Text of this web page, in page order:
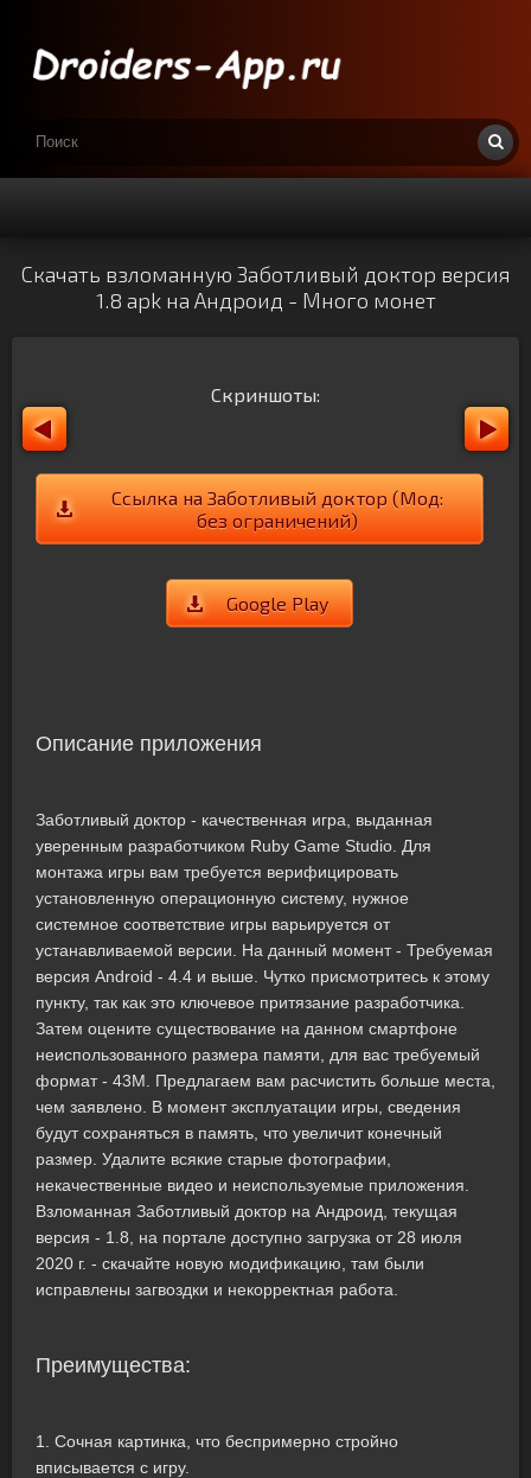
Скачать взломанную Заботливый доктор версия
1.8 apk на Андроид - Много монет
Скриншоты:
Ссылка на Заботливый доктор (Мод:
без ограничений)
Google Play
Описание приложения
Заботливый доктор - качественная игра, выданная
уверенным разработчиком Ruby Game Studio. Для
монтажа игры вам требуется верифицировать
установленную операционную систему, нужное
системное соответствие игры варьируется от
устанавливаемой версии. На данный момент - Требуемая
версия Android - 4.4 и выше. Чутко присмотритесь к этому
пункту, так как это ключевое притязание разработчика.
Затем оцените существование на данном смартфоне
неиспользованного размера памяти, для вас требуемый
формат - 43M. Предлагаем вам расчистить больше места,
чем заявлено. В момент эксплуатации игры, сведения
будут сохраняться в память, что увеличит конечный
размер. Удалите всякие старые фотографии,
некачественные видео и неиспользуемые приложения.
Взломанная Заботливый доктор на Андроид, текущая
версия - 1.8, на портале доступно загрузка от 28 июля
2020 г. - скачайте новую модификацию, там были
исправлены загвоздки и некорректная работа.
Преимущества:
1. Сочная картинка, что беспримерно стройно
вписывается с игру.